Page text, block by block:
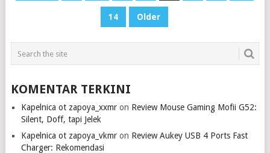
NAVIGATION
14 Older
KOMENTAR TERKINI
Kapelnica ot zapoya_xxmron Review Mouse Gaming Mofii G52:
Silent, Doff, tapi Jelek
Kapelnica ot zapoya_vkmron Review Aukey USB 4 Ports Fast
Charger: Rekomendasi